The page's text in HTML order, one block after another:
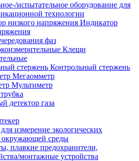
испытательное оборудование для
технологии
Индикатор
фаз
Клещи
Контрольный стержень
Мегаомметр
Мультиметр
детектор газа
измерение экологических
окружающей среды
плавкие предохранители,
монтажные устройства